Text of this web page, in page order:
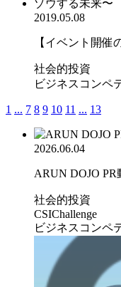
2019.05.08
【イベント開催
社会的投資
ビジネスコンペ
1 ... 7 8 9 10 11 ... 13
2026.06.04
ARUN DOJO
社会的投資
CSIChallenge
ビジネスコンペ